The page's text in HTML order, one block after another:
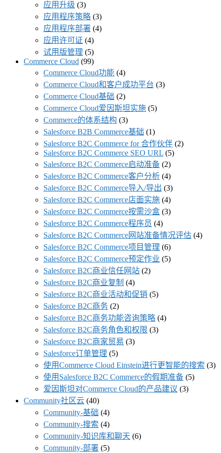
应用升级 (3)
应用程序策略 (3)
应用程序部署 (4)
应用许可证 (4)
试用版管理 (5)
Commerce Cloud (99)
Commerce Cloud功能 (4)
Commerce Cloud和客户成功平台 (3)
Commerce Cloud基础 (2)
Commerce Cloud爱因斯坦实施 (5)
Commerce的体系结构 (3)
Salesforce B2B Commerce基础 (1)
Salesforce B2C Commerce for 合作伙伴 (2)
Salesforce B2C Commerce SEO URL (5)
Salesforce B2C Commerce启动准备 (2)
Salesforce B2C Commerce客户分析 (4)
Salesforce B2C Commerce导入/导出 (3)
Salesforce B2C Commerce店面实施 (4)
Salesforce B2C Commerce按需沙盒 (3)
Salesforce B2C Commerce程序员 (4)
Salesforce B2C Commerce网站准备情况评估 (4)
Salesforce B2C Commerce项目管理 (6)
Salesforce B2C Commerce预定作业 (5)
Salesforce B2C商业信任网站 (2)
Salesforce B2C商业复制 (4)
Salesforce B2C商业活动和促销 (5)
Salesforce B2C商务 (2)
Salesforce B2C商务功能咨询策略 (4)
Salesforce B2C商务角色和权限 (3)
Salesforce B2C商家贸易 (3)
Salesforce订单管理 (5)
使用Commerce Cloud Einstein进行更智能的搜索 (3)
使用Salesforce B2C Commerce的假期准备 (5)
爱因斯坦对Commerce Cloud的产品建议 (3)
Community社区云 (40)
Community-基础 (4)
Community-搜索 (4)
Community-知识库和聊天 (6)
Community-部署 (5)